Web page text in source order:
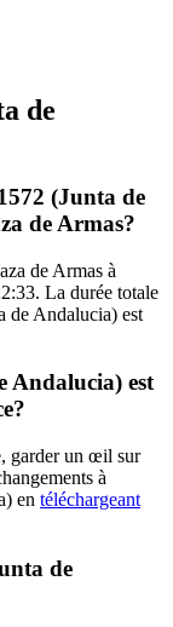
de
(Junta de
de Armas?
de Armas à
La durée totale
de Andalucia) est
Andalucia) est
garder un œil sur
à
en téléchargeant
de